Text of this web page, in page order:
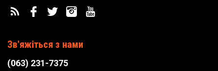
Зв'яжіться з нами
(063) 231-7375